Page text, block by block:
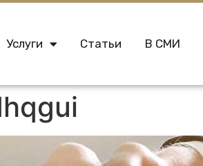
Услуги Статьи В СМИ